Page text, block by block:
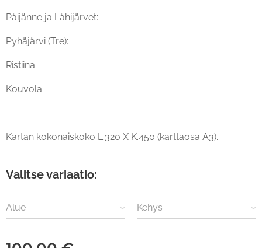
Päijänne ja Lähijärvet:
Pyhäjärvi (Tre):
Ristiina:
Kouvola:
Kartan kokonaiskoko L.320 X K.450 (karttaosa A3).
Valitse variaatio:
Alue Kehys